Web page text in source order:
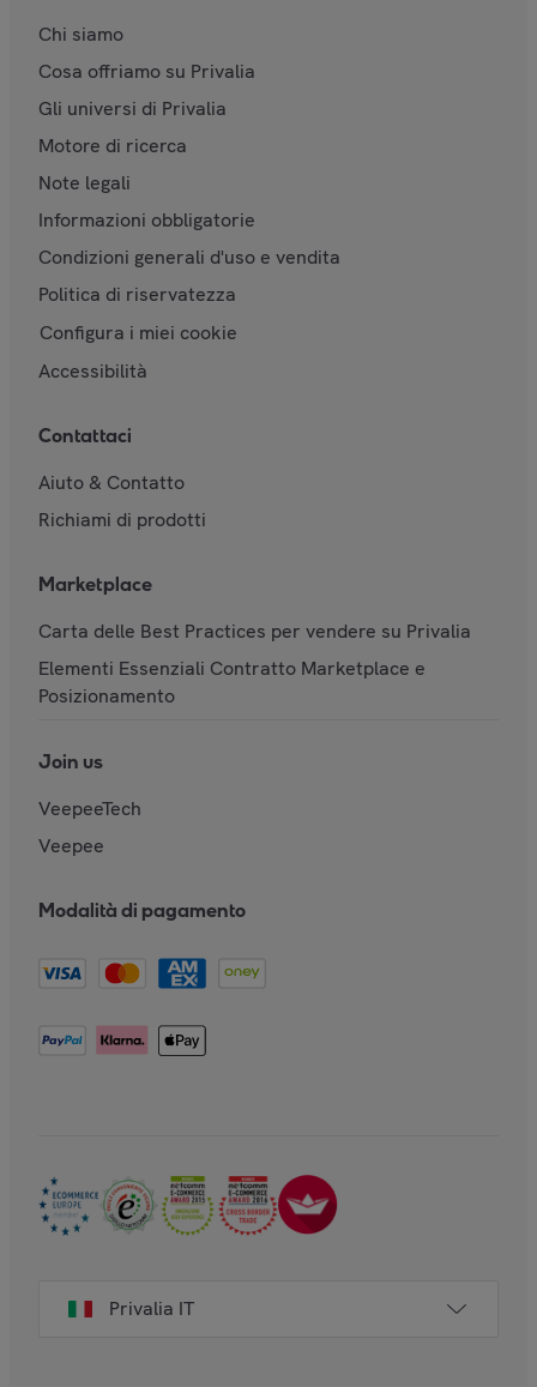
Chi siamo
Cosa offriamo su Privalia
Gli universi di Privalia
Motore di ricerca
Note legali
Informazioni obbligatorie
Condizioni generali d'uso e vendita
Politica di riservatezza
Configura i miei cookie
Accessibilità
Contattaci
Aiuto & Contatto
Richiami di prodotti
Marketplace
Carta delle Best Practices per vendere su Privalia
Elementi Essenziali Contratto Marketplace e
Posizionamento
Join us
VeepeeTech
Veepee
Modalità di pagamento
Privalia IT